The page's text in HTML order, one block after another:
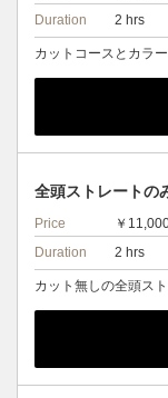
Duration
2 hrs
カットコースとカラ
全頭ストレートの
Price
￥
Duration
2 hrs
カット無しの全頭ス